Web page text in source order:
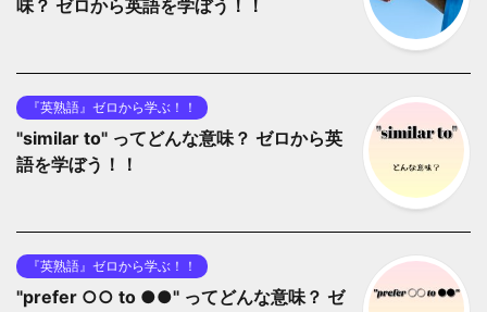
味？ ゼロから英語を学ぼう！！
『英熟語』ゼロから学ぶ！！
"similar to" ってどんな意味？ ゼロから英
語を学ぼう！！
『英熟語』ゼロから学ぶ！！
"prefer ○○ to ●●" ってどんな意味？ ゼ